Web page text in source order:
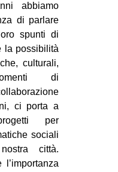
abbiamo
di parlare
spunti di
la possibilità
culturali,
di
ci porta a
per
sociali
città.
l’importanza